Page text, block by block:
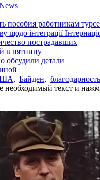
пособия работникам
інтеграції
пострадавших
в пятницу
обсудили детали
, Байден, благодарность
текст и